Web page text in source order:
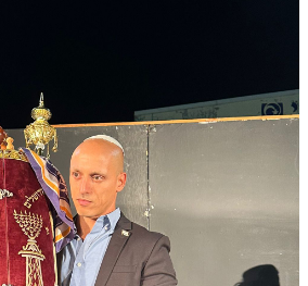
ראש העיר עכו, עמיחי
תורה השנה נושאת
תקווה
יחד עם שמחת התורה
הביתה ומחזקים את